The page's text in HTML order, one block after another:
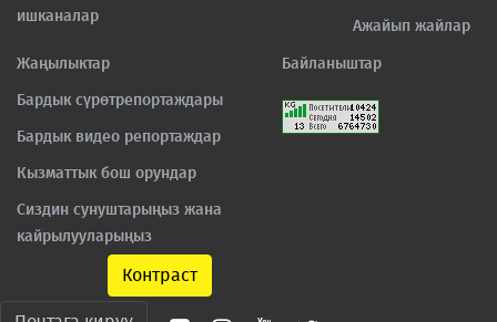
ишканалар
Ажайып жайлар
Жаңылыктар
Бардык сүрөтрепортаждары
Бардык видео репортаждар
Кызматтык бош орундар
Сиздин сунуштарыңыз жана
кайрылууларыңыз
Байланыштар
Контраст